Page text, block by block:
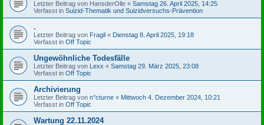
Letzter Beitrag von HansderOlle « Samstag 26. April 2025, 14:25
Verfasst in Suizid-Thematik und Suizidversuchs-Prävention
.
Letzter Beitrag von Fragil « Dienstag 8. April 2025, 19:18
Verfasst in Off Topic
Ungewöhnliche Todesfälle
Letzter Beitrag von Lexx « Samstag 29. März 2025, 23:08
Verfasst in Off Topic
Archivierung
Letzter Beitrag von n°cturne « Mittwoch 4. Dezember 2024, 10:21
Verfasst in Off Topic
Wartung 22.11.2024